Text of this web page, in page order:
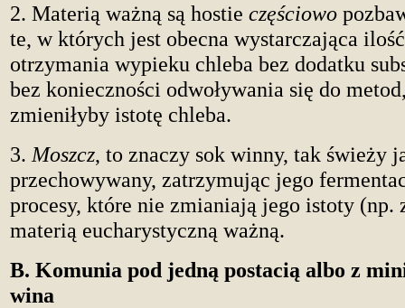
2. Materią ważną są hostie częściowo
te, w których jest obecna wystarczająca
otrzymania wypieku chleba bez dodatku
bez konieczności odwoływania się do
zmieniłyby istotę chleba.
3. Moszcz, to znaczy sok winny, tak świeży
przechowywany, zatrzymując jego
procesy, które nie zmianiają jego istoty (np.
materią eucharystyczną ważną.
B. Komunia pod jedną postacią albo z
wina